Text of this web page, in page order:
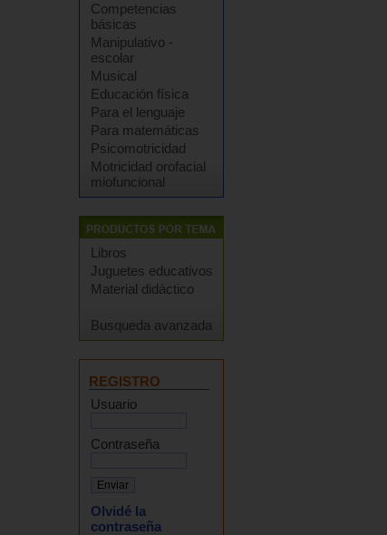
Competencias
básicas
Manipulativo -
escolar
Musical
Educación física
Para el lenguaje
Para matemáticas
Psicomotricidad
Motricidad orofacial
miofuncional
Libros
Juguetes educativos
Material didáctico
Busqueda avanzada
REGISTRO
Usuario
Contraseña
Olvidé la
contraseña